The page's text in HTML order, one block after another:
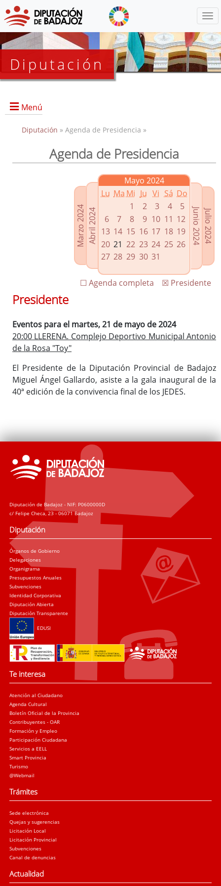
Diputación
Menú
Presidencia
Enlaces relacionados
Agenda de Presidencia
Plenos provinciales y Juntas de gobierno
Oficina de Proyectos Europeos
Diputación » Agenda de Presidencia »
Agenda de Presidencia
Marzo 2024Abril 2024
Mayo 2024
Lu Ma Mi Ju Vi Sá Do
1
2 3 4
5
6
7 8 9 10 11 12
13 14 15 16 17 18 19
20 21 22 23 24 25 26
27 28 29 30 31
Julio 2024
Junio 2024
☒ Presidente
☐ Agenda completa
Presidente
Eventos para el martes, 21 de mayo de 2024
20:00 LLERENA. Complejo Deportivo Municipal Antonio
de la Rosa "Toy"
El Presidente de la Diputación Provincial de Badajoz
Miguel Ángel Gallardo, asiste a la gala inaugural de la
40ª edición de la convivencia final de los JEDES.
Diputación de Badajoz - NIF: P0600000D
c/ Felipe Checa, 23 - 06071 Badajoz
Diputación
Órganos de Gobierno
Delegaciones
Organigrama
Presupuestos Anuales
Subvenciones
Identidad Corporativa
Diputación Abierta
Diputación Transparente
EDUSI
Te interesa
Atención al Ciudadano
Agenda Cultural
Boletín Oficial de la Provincia
Contribuyentes - OAR
Formación y Empleo
Participación Ciudadana
Servicios a EELL
Smart Provincia
Turismo
@Webmail
Trámites
Sede electrónica
Quejas y sugerencias
Licitación Local
Licitación Provincial
Subvenciones
Canal de denuncias
Actualidad